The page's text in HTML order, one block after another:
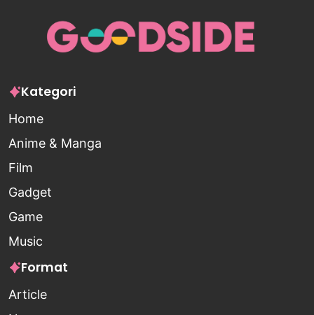
Kategori
Home
Anime & Manga
Film
Gadget
Game
Music
Format
Article